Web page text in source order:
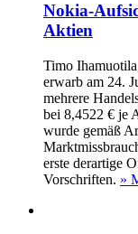
Nokia-
Aktien
Timo
erwarb am 24.
mehrere
bei 8,4522 € je
wurde gemäß
erste derartige
Vorschriften. »